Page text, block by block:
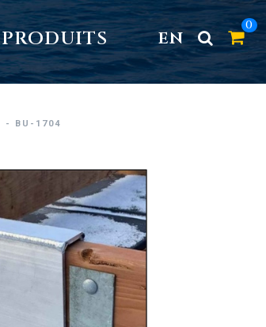
PRODUITS EN
0
- BU-1704